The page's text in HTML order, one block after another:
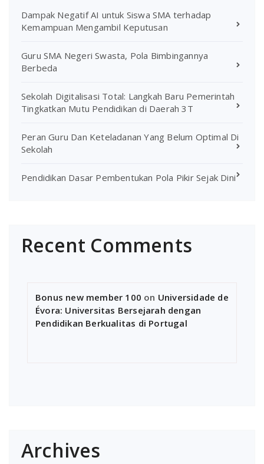
Dampak Negatif AI untuk Siswa SMA terhadap
Kemampuan Mengambil Keputusan
Guru SMA Negeri Swasta, Pola Bimbingannya
Berbeda
Sekolah Digitalisasi Total: Langkah Baru Pemerintah
Tingkatkan Mutu Pendidikan di Daerah 3T
Peran Guru Dan Keteladanan Yang Belum Optimal Di
Sekolah
Pendidikan Dasar Pembentukan Pola Pikir Sejak Dini
Recent Comments
Bonus new member 100 on Universidade de
Évora: Universitas Bersejarah dengan
Pendidikan Berkualitas di Portugal
Archives